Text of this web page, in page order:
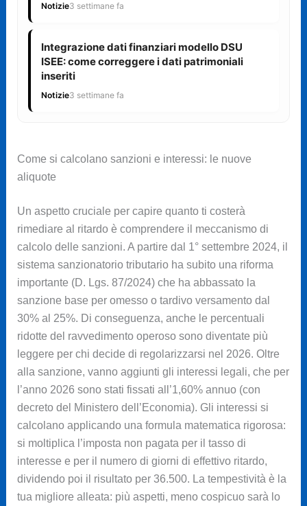
Notizie3 settimane fa
Integrazione dati finanziari modello DSU
ISEE: come correggere i dati patrimoniali
inseriti
Notizie3 settimane fa
Come si calcolano sanzioni e interessi: le nuove
aliquote
Un aspetto cruciale per capire quanto ti costerà
rimediare al ritardo è comprendere il meccanismo di
calcolo delle sanzioni. A partire dal 1° settembre 2024, il
sistema sanzionatorio tributario ha subito una riforma
importante (D. Lgs. 87/2024) che ha abbassato la
sanzione base per omesso o tardivo versamento dal
30% al 25%. Di conseguenza, anche le percentuali
ridotte del ravvedimento operoso sono diventate più
leggere per chi decide di regolarizzarsi nel 2026. Oltre
alla sanzione, vanno aggiunti gli interessi legali, che per
l’anno 2026 sono stati fissati all’1,60% annuo (con
decreto del Ministero dell’Economia). Gli interessi si
calcolano applicando una formula matematica rigorosa:
si moltiplica l’imposta non pagata per il tasso di
interesse e per il numero di giorni di effettivo ritardo,
dividendo poi il risultato per 36.500. La tempestività è la
tua migliore alleata: più aspetti, meno cospicuo sarà lo